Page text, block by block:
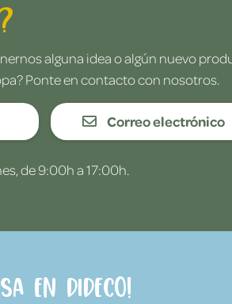
alguna idea o algún nuevo
Ponte en contacto con nosotros.
Correo electrónico
de 9:00h a 17:00h.
en Dideco!